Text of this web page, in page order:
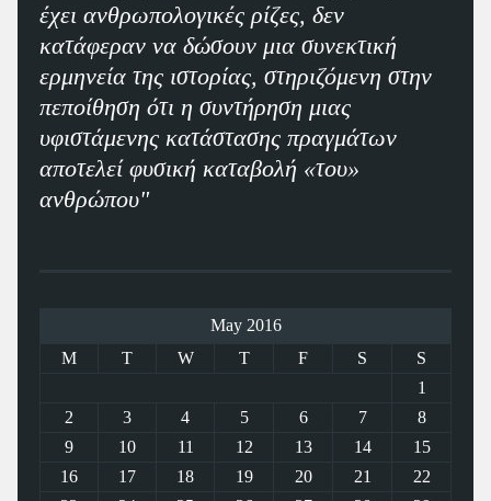
έχει ανθρωπολογικές ρίζες, δεν
κατάφεραν να δώσουν μια συνεκτική
ερμηνεία της ιστορίας, στηριζόμενη στην
πεποίθηση ότι η συντήρηση μιας
υφιστάμενης κατάστασης πραγμάτων
αποτελεί φυσική καταβολή «του»
ανθρώπου"
May 2016
M
T W T F S S
1
2
3 4 5 6 7
8
9
10 11 12 13 14
15
16
17 18 19 20 21
22